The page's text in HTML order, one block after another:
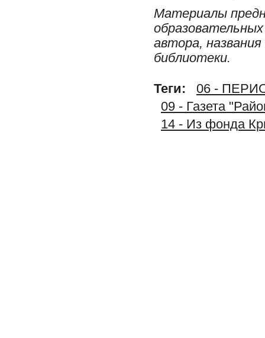
Материалы
автора,
библиотеки.
Теги:
06 -
09 - Газета
14 - Из фонда